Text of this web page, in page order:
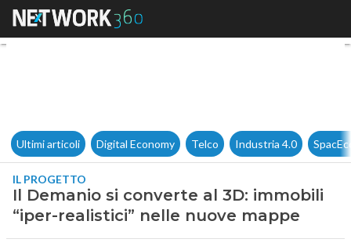
Il Demanio si converte al
Ultimi articoli Digital Economy Telco Industria 4.0
IL PROGETTO
Il Demanio si converte al 3D: immobili
“iper-realistici” nelle nuove mappe